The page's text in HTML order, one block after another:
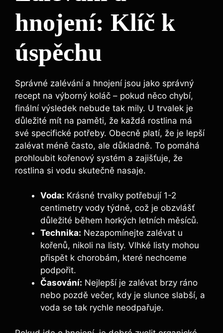
hnojení: Klíč k
úspěchu
Správné zalévání a hnojení jsou jako správný
recept na výborný koláč – pokud něco chybí,
finální výsledek nebude tak mily. U trvalek je
důležité mít na paměti, že každá rostlina má
své specifické potřeby. Obecně platí, že je lepší
zalévat méně často, ale důkladně. To pomáhá
prohloubit kořenový systém a zajišťuje, že
rostlina si vodu skutečně nasaje.
Voda: Krásné trvalky potřebují 1-2
centimetry vody týdně, což je obzvlášť
důležité během horkých letních měsíců.
Technika: Nezapomínejte zalévat u
kořenů, nikoli na listy. Vlhké listy mohou
přispět k chorobám, které nechceme
podpořit.
Časování: Nejlepší je zalévat brzy ráno
nebo pozdě večer, kdy je slunce slabší, a
voda se tak rychle neodpařuje.